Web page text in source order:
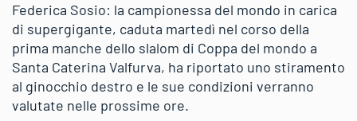
Federica Sosio: la campionessa del mondo in carica
di supergigante, caduta martedì nel corso della
prima manche dello slalom di Coppa del mondo a
Santa Caterina Valfurva, ha riportato uno stiramento
al ginocchio destro e le sue condizioni verranno
valutate nelle prossime ore.